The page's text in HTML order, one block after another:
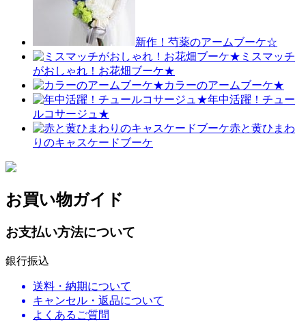
新作！芍薬のアームブーケ☆
ミスマッチ
がおしゃれ！お花畑ブーケ★
カラーのアームブーケ★
年中活躍！チュー
ルコサージュ★
赤と黄ひまわ
りのキャスケードブーケ
お買い物ガイド
お支払い方法について
銀行振込
送料・納期について
キャンセル・返品について
よくあるご質問